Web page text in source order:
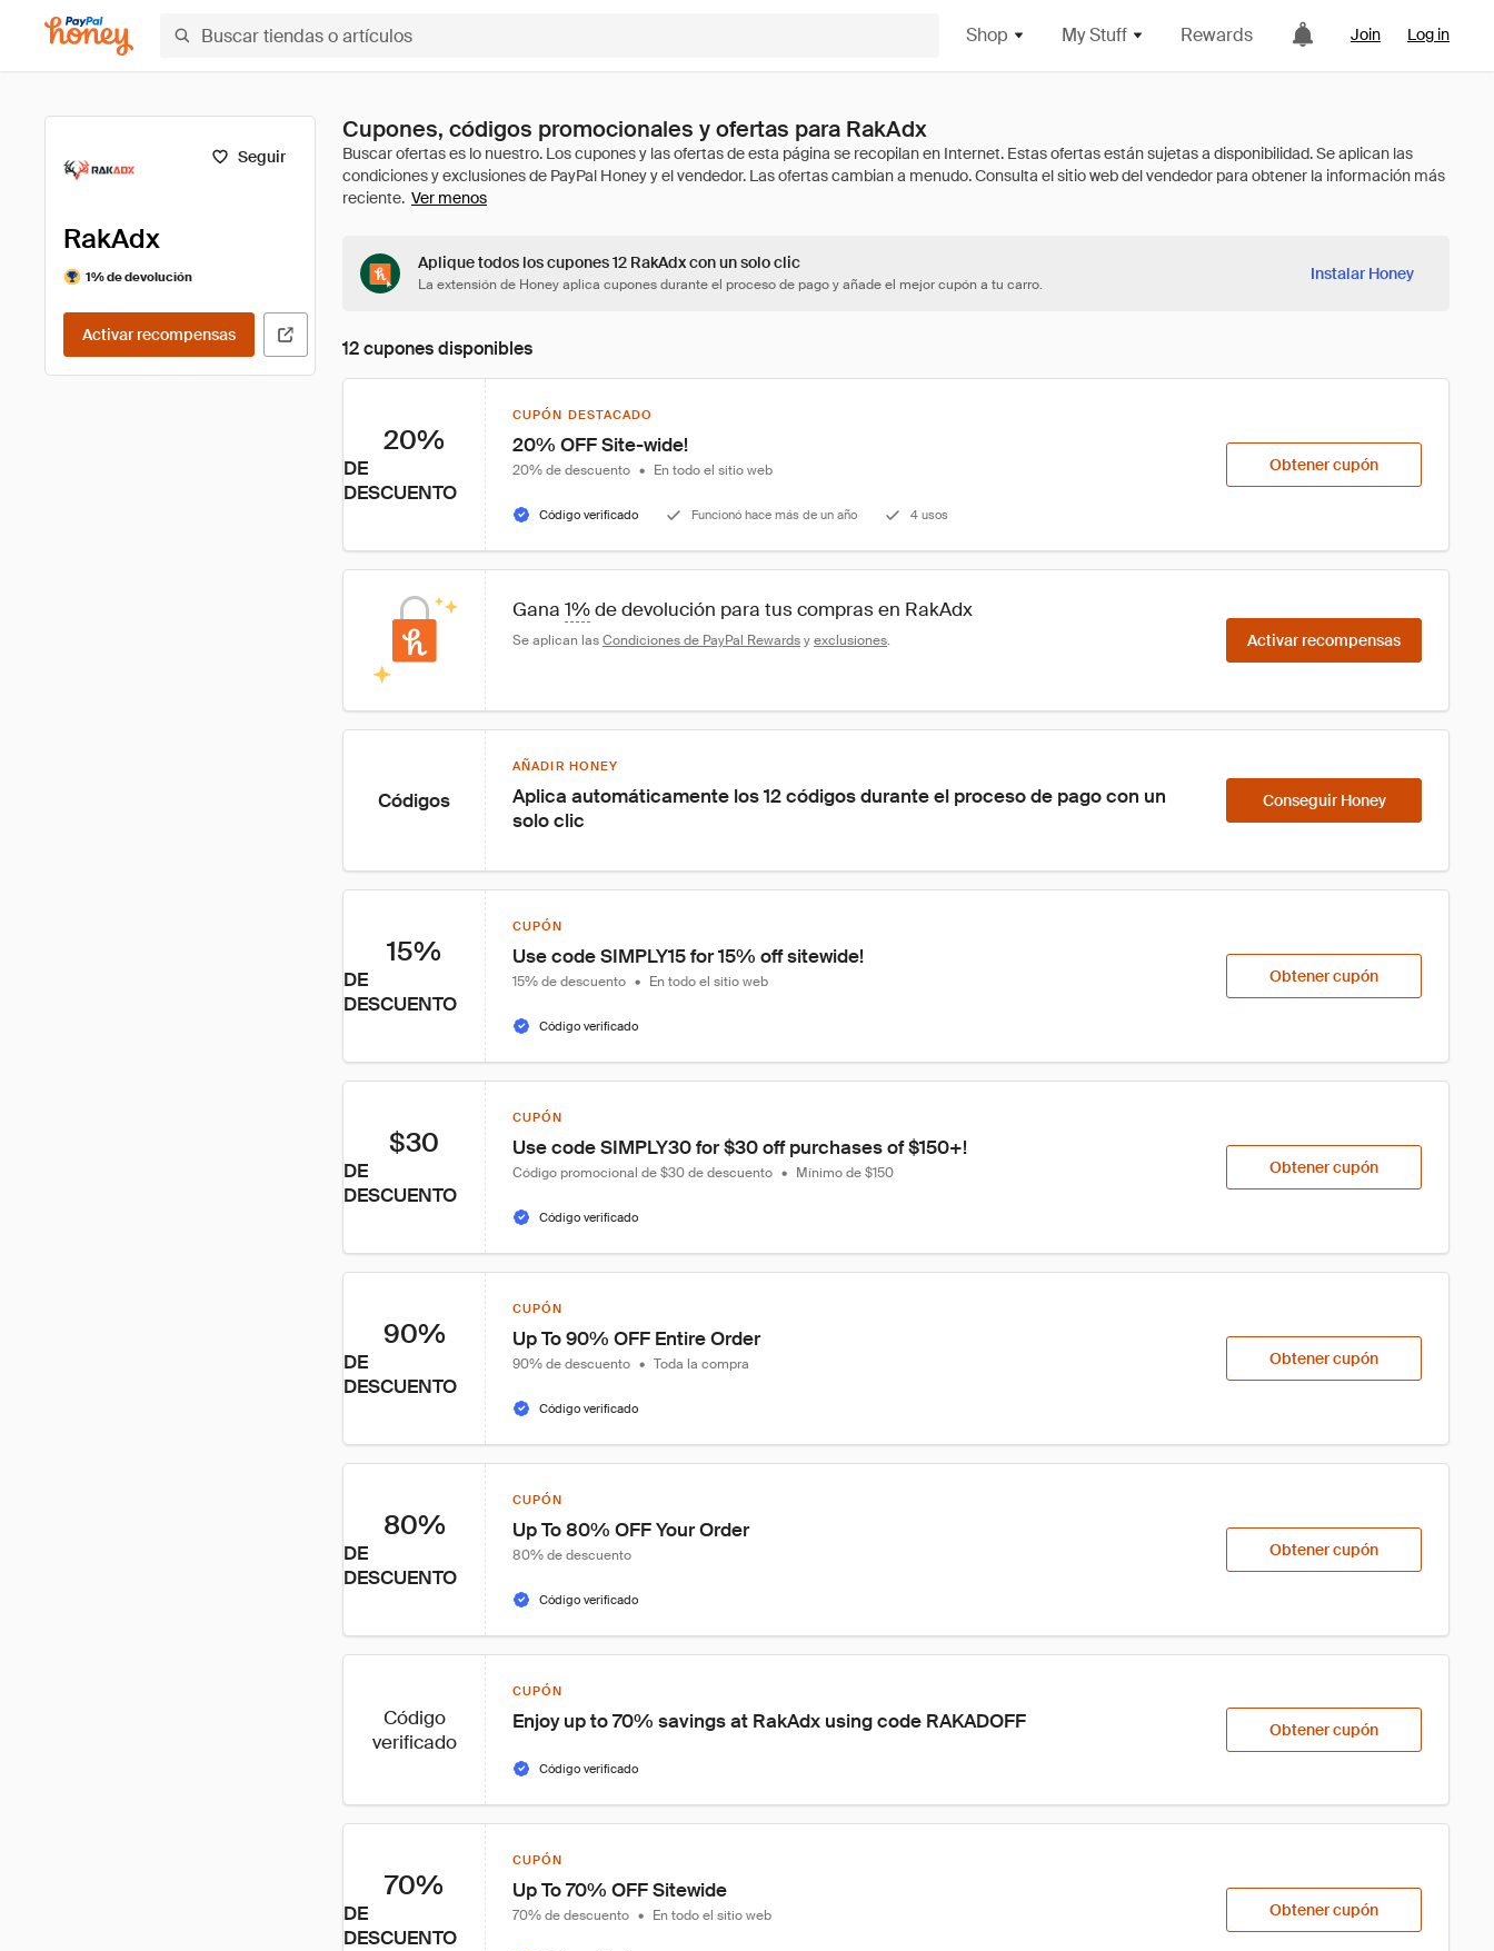
Shop My Stuff Rewards Join Log in
Seguir
RakAdx
1% de devolución
Activar recompensas
Cupones, códigos promocionales y ofertas para RakAdx
Ver menos
Aplique todos los cupones 12 RakAdx con un solo clic
La extensión de Honey aplica cupones durante el proceso de pago y añade el mejor cupón a tu carro.
Instalar Honey
12 cupones disponibles
20%
DE
DESCUENTO
CUPÓN DESTACADO
20% OFF Site-wide!
20% de descuento • En todo el sitio web
Código verificado Funcionó hace más de un año 4 usos
Obtener cupón
Gana 1% de devolución para tus compras en RakAdx
Se aplican las Condiciones de PayPal Rewards y exclusiones. Activar recompensas
Códigos
AÑADIR HONEY
Aplica automáticamente los 12 códigos durante el proceso de pago con un
solo clic
Conseguir Honey
15%
DE
DESCUENTO
CUPÓN
Use code SIMPLY15 for 15% off sitewide!
15% de descuento • En todo el sitio web
Código verificado
Obtener cupón
$30
DE
DESCUENTO
CUPÓN
Use code SIMPLY30 for $30 off purchases of $150+!
Código promocional de $30 de descuento • Mínimo de $150
Código verificado
Obtener cupón
90%
DE
DESCUENTO
CUPÓN
Up To 90% OFF Entire Order
90% de descuento • Toda la compra
Código verificado
Obtener cupón
80%
DE
DESCUENTO
CUPÓN
Up To 80% OFF Your Order
80% de descuento
Código verificado
Obtener cupón
Código
verificado
CUPÓN
Enjoy up to 70% savings at RakAdx using code RAKADOFF
Código verificado
Obtener cupón
70%
DE
DESCUENTO
CUPÓN
Up To 70% OFF Sitewide
70% de descuento • En todo el sitio web Obtener cupón